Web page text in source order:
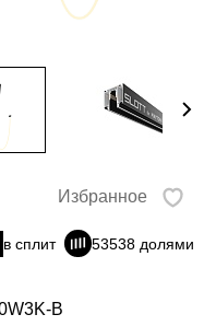
B
Избранное
в сплит
53538 долями